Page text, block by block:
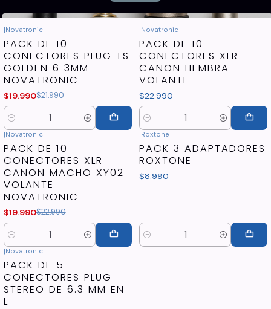
-9%OFF
|Novatronic
PACK DE 10
CONECTORES PLUG TS
GOLDEN 6 3MM
NOVATRONIC
$19.990$21.990
Cantidad
|Novatronic
PACK DE 10
CONECTORES XLR
CANON HEMBRA
VOLANTE
$22.990
Cantidad
-13%OFF
|Novatronic
PACK DE 10
CONECTORES XLR
CANON MACHO XY02
VOLANTE
NOVATRONIC
$19.990$22.990
Cantidad
|Roxtone
PACK 3 ADAPTADORES
ROXTONE
$8.990
Cantidad
-12%OFF
|Novatronic
PACK DE 5
CONECTORES PLUG
STEREO DE 6.3 MM EN
L